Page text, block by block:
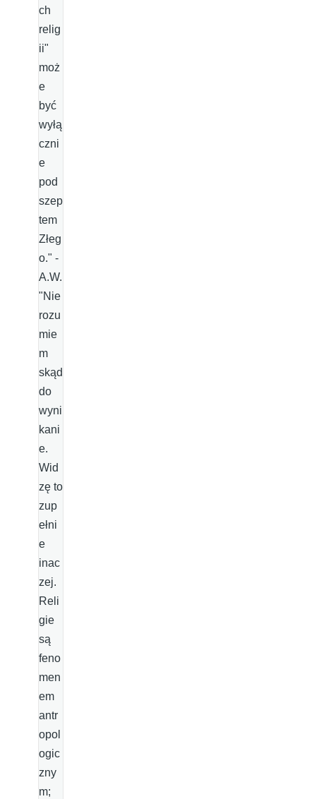
ch
relig
ii"
moż
e
być
wyłą
czni
e
pod
szep
tem
Złeg
o." -
A.W.
"Nie
rozu
mie
m
skąd
do
wyni
kani
e.
Wid
zę to
zup
ełni
e
inac
zej.
Reli
gie
są
feno
men
em
antr
opol
ogic
zny
m;